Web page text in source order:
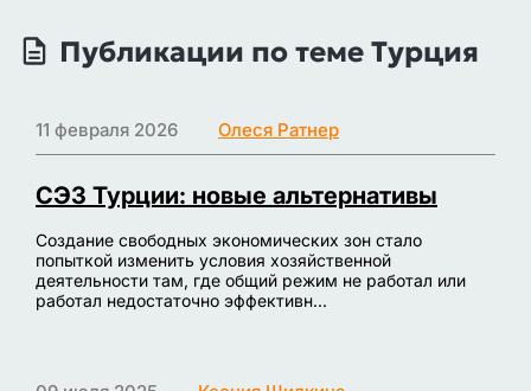
Публикации по теме Турция
11 февраля 2026 Олеся Ратнер
СЭЗ Турции: новые альтернативы
Создание свободных экономических зон стало
попыткой изменить условия хозяйственной
деятельности там, где общий режим не работал или
работал недостаточно эффективн...